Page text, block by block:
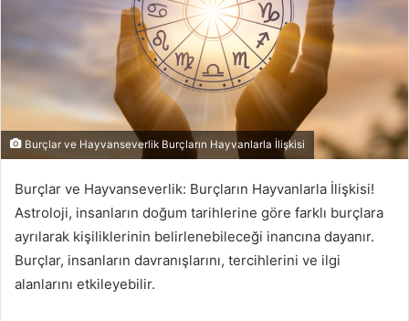
Burçlar ve Hayvanseverlik Burçların Hayvanlarla İlişkisi
Burçlar ve Hayvanseverlik: Burçların Hayvanlarla İlişkisi!
Astroloji, insanların doğum tarihlerine göre farklı burçlara
ayrılarak kişiliklerinin belirlenebileceği inancına dayanır.
Burçlar, insanların davranışlarını, tercihlerini ve ilgi
alanlarını etkileyebilir.